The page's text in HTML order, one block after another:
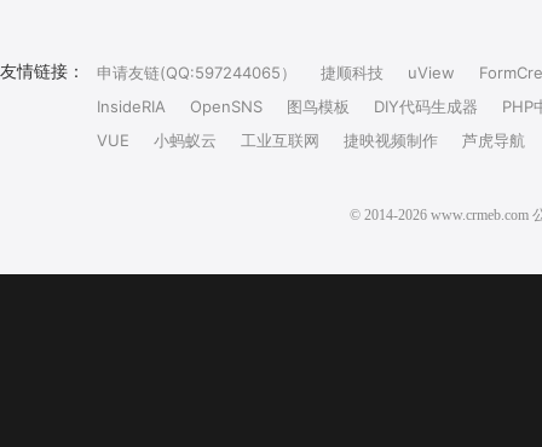
友情链接： 申请友链(QQ:597244065） 捷顺科技 uView
InsideRIA
OpenSNS 图鸟模板 DIY代码生成器
PHP
VUE
小蚂蚁云 工业互联网 捷映视频制作 芦虎导航
© 2014-2026